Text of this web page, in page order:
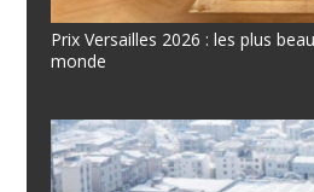
Prix Versailles 2026 : les plus
monde